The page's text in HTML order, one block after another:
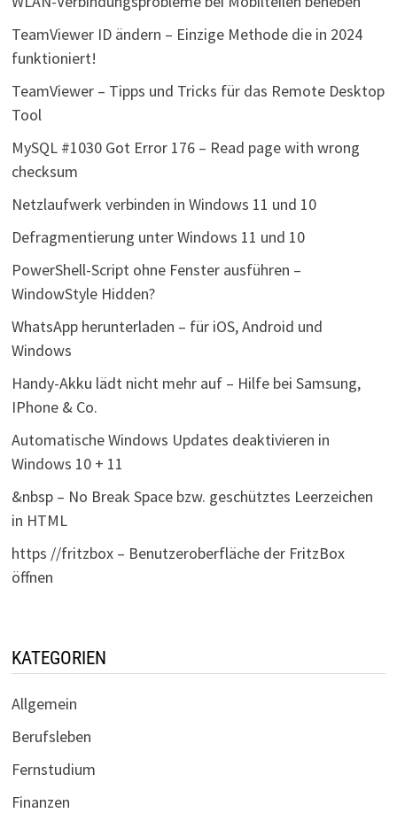
TeamViewer ID ändern – Einzige Methode die in 2024
funktioniert!
TeamViewer – Tipps und Tricks für das Remote Desktop
Tool
MySQL #1030 Got Error 176 – Read page with wrong
checksum
Netzlaufwerk verbinden in Windows 11 und 10
Defragmentierung unter Windows 11 und 10
PowerShell-Script ohne Fenster ausführen –
WindowStyle Hidden?
WhatsApp herunterladen – für iOS, Android und
Windows
Handy-Akku lädt nicht mehr auf – Hilfe bei Samsung,
IPhone & Co.
Automatische Windows Updates deaktivieren in
Windows 10 + 11
&nbsp – No Break Space bzw. geschütztes Leerzeichen
in HTML
https //fritzbox – Benutzeroberfläche der FritzBox
öffnen
KATEGORIEN
Allgemein
Berufsleben
Fernstudium
Finanzen